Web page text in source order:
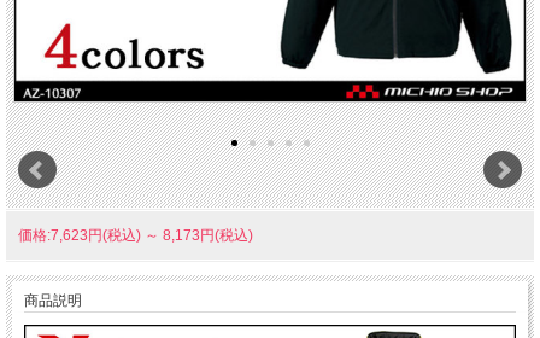
価格:7,623円(税込) ～ 8,173円(税込)
商品説明